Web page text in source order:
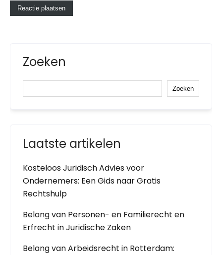
Zoeken
Zoeken
Laatste artikelen
Kosteloos Juridisch Advies voor
Ondernemers: Een Gids naar Gratis
Rechtshulp
Belang van Personen- en Familierecht en
Erfrecht in Juridische Zaken
Belang van Arbeidsrecht in Rotterdam: